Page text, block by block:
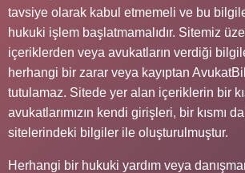
tavsiye olarak kabul etmemeli ve bu
hukuki işlem başlatmamalıdır. Sitemiz
içeriklerden veya avukatların verdiği
herhangi bir zarar veya kayıptan
tutulamaz. Sitede yer alan içeriklerin bir
avukatlarımızın kendi girişleri, bir kısmı
sitelerindeki bilgiler ile oluşturulmuştur.
Herhangi bir hukuki yardım veya